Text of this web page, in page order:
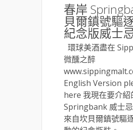
春岸
貝爾鎮號驅
紀念版威士
環球美酒盡在
微醺之醉
English Version
here 我現在要介紹
Springbank 威士
來自坎貝爾鎮號驅